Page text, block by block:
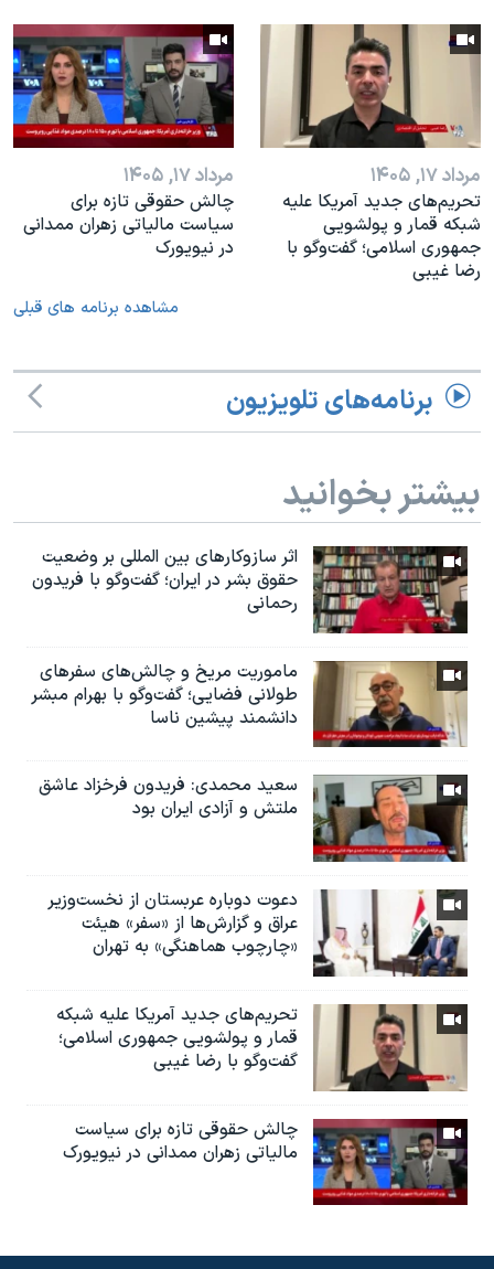
مرداد ۱۷, ۱۴۰۵
تحریم‌های جدید آمریکا علیه
شبکه قمار و پولشویی
جمهوری اسلامی؛ گفت‌وگو با
رضا غیبی
مرداد ۱۷, ۱۴۰۵
چالش حقوقی تازه برای
سیاست مالیاتی زهران ممدانی
در نیویورک
مشاهده برنامه های قبلی
برنامه‌های تلویزیون
بیشتر بخوانید
اثر ساز‌و‌کارهای بین المللی بر وضعیت
حقوق بشر در ایران؛ گفت‌وگو با فریدون
رحمانی
ماموریت مریخ و چالش‌های سفرهای
طولانی فضایی؛ گفت‌وگو با بهرام مبشر
دانشمند پیشین ناسا
سعید محمدی: فریدون فرخزاد عاشق
ملتش و آزادی ایران بود
دعوت دوباره عربستان از نخست‌وزیر
عراق و گزارش‌ها از «سفر» هیئت
«چارچوب هماهنگی» به تهران
تحریم‌های جدید آمریکا علیه شبکه
قمار و پولشویی جمهوری اسلامی؛
گفت‌وگو با رضا غیبی
چالش حقوقی تازه برای سیاست
مالیاتی زهران ممدانی در نیویورک